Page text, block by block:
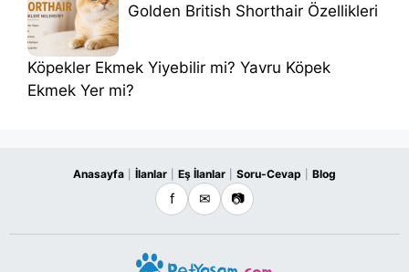
Golden British Shorthair Özellikleri
Köpekler Ekmek Yiyebilir mi? Yavru Köpek
Ekmek Yer mi?
Anasayfa İlanlar Eş İlanlar Soru-Cevap Blog
f ✉ 📷